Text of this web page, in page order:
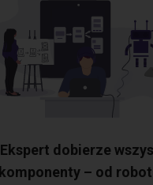
Ekspert dobierze
komponenty – od